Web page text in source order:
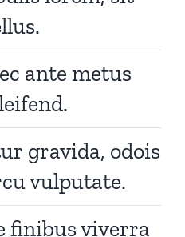
ante metus
gravida, odois
vulputate.
finibus viverra